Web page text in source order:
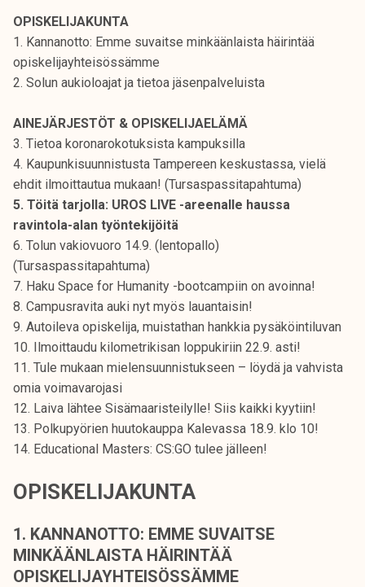
e
a
o
u
n
p
s
k
e
l
i
j
a
u
n
t
OPISKELIJAKUNTA
1. Kannanotto: Emme suvaitse minkäänlaista häirintää
opiskelijayhteisössämme
2. Solun aukioloajat ja tietoa jäsenpalveluista
AINEJÄRJESTÖT & OPISKELIJAELÄMÄ
3. Tietoa koronarokotuksista kampuksilla
4. Kaupunkisuunnistusta Tampereen keskustassa, vielä
ehdit ilmoittautua mukaan! (Tursaspassitapahtuma)
5. Töitä tarjolla: UROS LIVE -areenalle haussa
ravintola-alan työntekijöitä
6. Tolun vakiovuoro 14.9. (lentopallo)
(Tursaspassitapahtuma)
7. Haku Space for Humanity -bootcampiin on avoinna!
8. Campusravita auki nyt myös lauantaisin!
9. Autoileva opiskelija, muistathan hankkia pysäköintiluvan
10. Ilmoittaudu kilometrikisan loppukiriin 22.9. asti!
11. Tule mukaan mielensuunnistukseen – löydä ja vahvista
omia voimavarojasi
12. Laiva lähtee Sisämaaristeilylle! Siis kaikki kyytiin!
13. Polkupyörien huutokauppa Kalevassa 18.9. klo 10!
14. Educational Masters: CS:GO tulee jälleen!
OPISKELIJAKUNTA
1. KANNANOTTO: EMME SUVAITSE
MINKÄÄNLAISTA HÄIRINTÄÄ
OPISKELIJAYHTEISÖSSÄMME